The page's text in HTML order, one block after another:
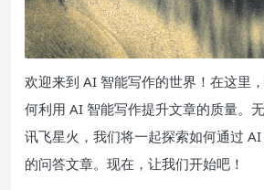
欢迎来到 AI 智能写作的世界！在这里
何利用 AI 智能写作提升文章的质量。
讯飞星火，我们将一起探索如何通过
的问答文章。现在，让我们开始吧！